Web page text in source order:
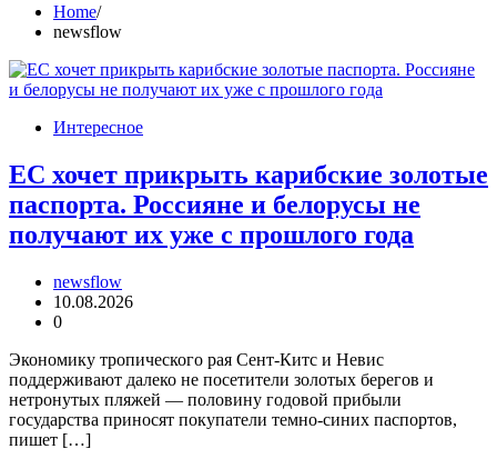
Home
newsflow
Интересное
ЕС хочет прикрыть карибские золотые
паспорта. Россияне и белорусы не
получают их уже с прошлого года
newsflow
10.08.2026
0
Экономику тропического рая Сент-Китс и Невис
поддерживают далеко не посетители золотых берегов и
нетронутых пляжей — половину годовой прибыли
государства приносят покупатели темно-синих паспортов,
пишет […]